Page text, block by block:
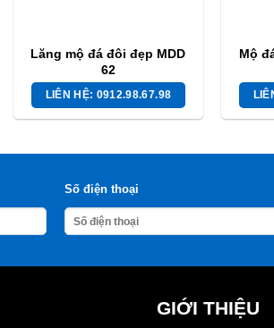
Lăng mộ đá đôi đẹp MDD
62
LIÊN HỆ: 0912.98.67.98
Mộ
Số điện thoại
GIỚI THIỆU